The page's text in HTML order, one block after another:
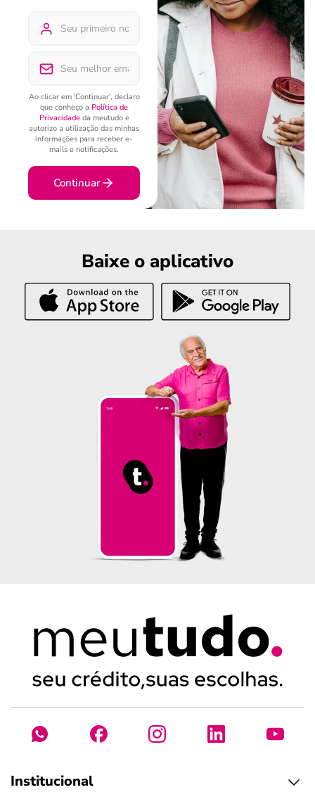
Ao clicar em 'Continuar', declaro
que conheço a Política de
Privacidadeda meutudo e
autorizo a utilização das minhas
informações para receber e-
mails e notificações.
Continuar
Baixe o aplicativo
Institucional